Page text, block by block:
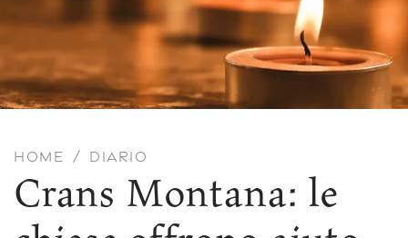
HOME DIARIO
Crans Montana: le